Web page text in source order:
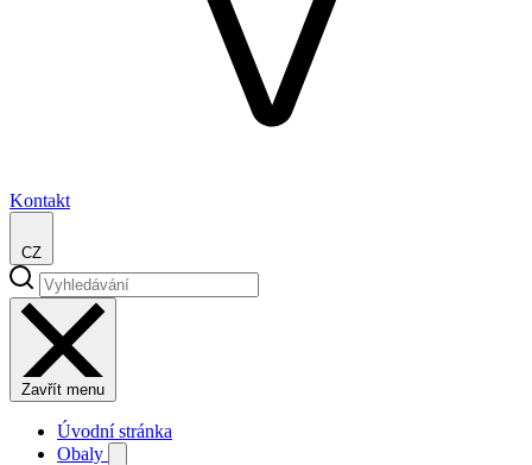
Kontakt
CZ
Zavřít menu
Úvodní stránka
Obaly